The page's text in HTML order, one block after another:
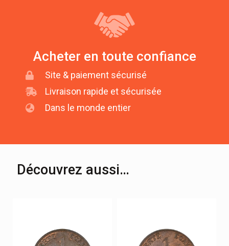
Acheter en toute confiance
Site & paiement sécurisé
Livraison rapide et sécurisée
Dans le monde entier
Découvrez aussi…